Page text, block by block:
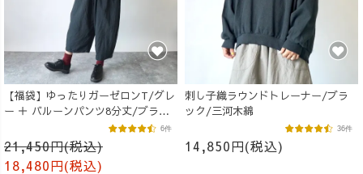
【福袋】ゆったりガーゼロンT/グレ
ー ＋ バルーンパンツ8分丈/ブラッ
21,450円(税込)
18,480円(税込)
6件
刺し子織ラウンドトレーナー/ブラ
ック/三河木綿
14,850円(税込)
36件